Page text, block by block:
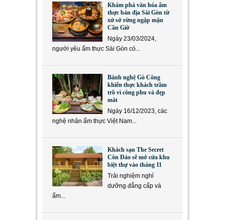
Khám phá văn hóa ẩm
thực bản địa Sài Gòn từ
xứ sở rừng ngập mặn
Cần Giờ
Ngày 23/03/2024,
người yêu ẩm thực Sài Gòn có...
Bánh nghệ Gò Công
khiến thực khách trầm
trồ vì công phu và đẹp
mắt
Ngày 16/12/2023, các
nghệ nhân ẩm thực Việt Nam...
Khách sạn The Secret
Côn Đảo sẽ mở cửa khu
biệt thự vào tháng 11
Trải nghiệm nghỉ
dưỡng đẳng cấp và
ẩm...